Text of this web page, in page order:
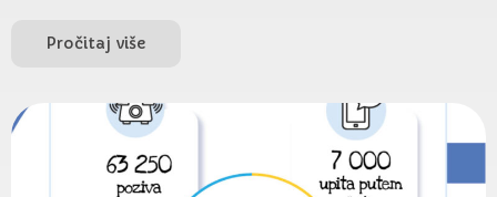
Pročitaj više